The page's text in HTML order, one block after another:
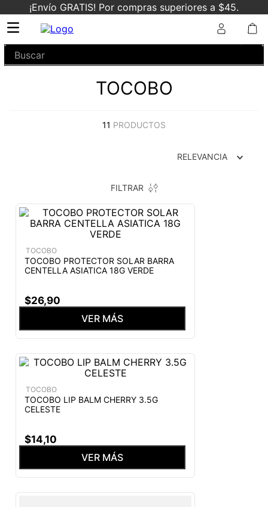
¡Envío GRATIS! Por compras superiores a $45.
Buscar
TOCOBO
11 PRODUCTOS
RELEVANCIA
FILTRAR
TOCOBO
TOCOBO PROTECTOR SOLAR BARRA
CENTELLA ASIATICA 18G VERDE
$26,90
VER MÁS
TOCOBO
TOCOBO LIP BALM CHERRY 3.5G
CELESTE
$14,10
VER MÁS